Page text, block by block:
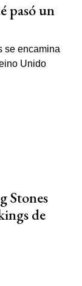
pasó un
Stones
de